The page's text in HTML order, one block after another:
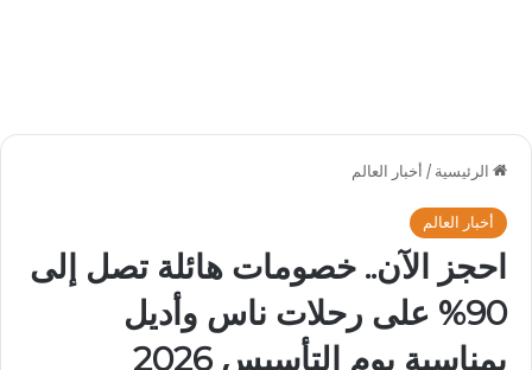
الرئيسية / أخبار العالم
أخبار العالم
احجز الآن.. خصومات هائلة تصل إلى
90% على رحلات ناس وأديل
بمناسبة يوم التأسيس 2026